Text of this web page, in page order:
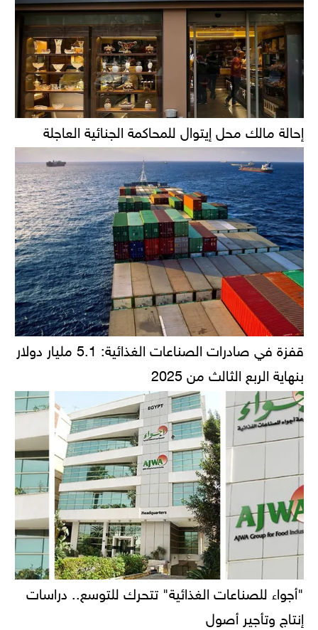
إحالة مالك محل إيتوال للمحاكمة الجنائية العاجلة
قفزة في صادرات الصناعات الغذائية: 5.1 مليار دولار
بنهاية الربع الثالث من 2025
"أجواء للصناعات الغذائية" تتحرك للتوسع.. دراسات
إنتاج وتأجير أصول